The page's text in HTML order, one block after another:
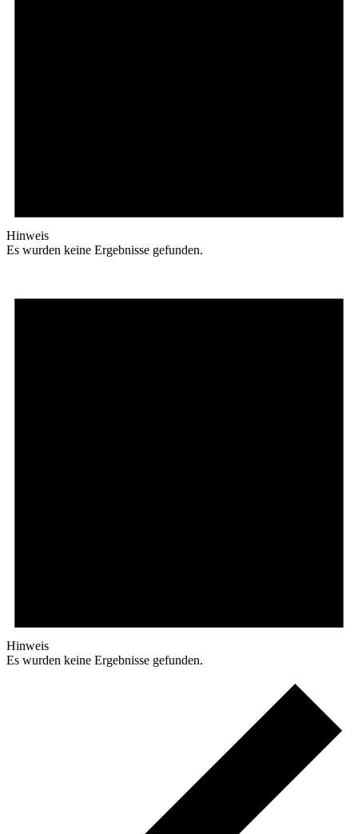
Hinweis
Es wurden keine Ergebnisse gefunden.
Hinweis
Es wurden keine Ergebnisse gefunden.